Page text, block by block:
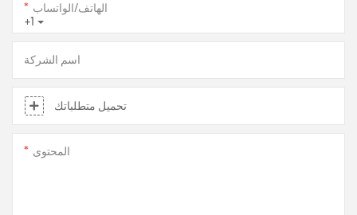
+1
الهاتف/الواتساب
اسم الشركة
تحميل متطلباتك
المحتوى